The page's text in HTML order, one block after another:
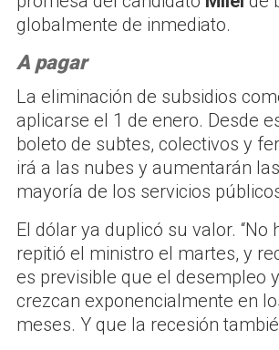
globalmente de inmediato.
A pagar
La eliminación de subsidios
aplicarse el 1 de enero. Desde
boleto de subtes, colectivos y
irá a las nubes y aumentarán
mayoría de los servicios
El dólar ya duplicó su valor. “No
repitió el ministro el martes, y
es previsible que el desempleo
crezcan exponencialmente en
meses. Y que la recesión